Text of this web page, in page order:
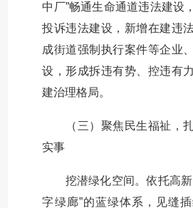
中厂”畅通生命通道违法建设
投诉违法建设，新增在建违
成街道强制执行案件等企业
设，形成拆违有势、控违有
建治理格局。
（三）聚焦民生福祉，扎
实事
挖潜绿化空间。依托高新
字绿廊”的蓝绿体系，见缝